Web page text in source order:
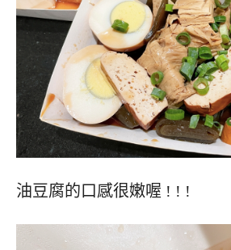
油豆腐的口感很嫩喔 ! ! !